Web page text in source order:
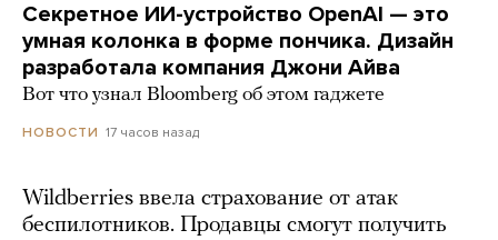
Секретное ИИ-устройство OpenAI — это
умная колонка в форме пончика. Дизайн
разработала компания Джони Айва
Вот что узнал Bloomberg об этом гаджете
НОВОСТИ 17 часов назад
Wildberries ввела страхование от атак
беспилотников. Продавцы смогут получить